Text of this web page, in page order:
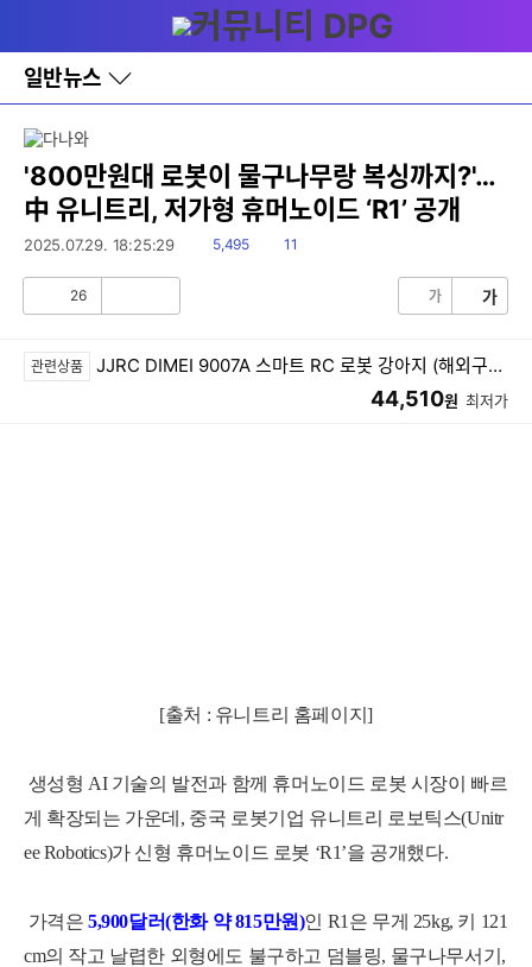
와
홈
일반뉴스
바
로
레
이
어
토
'800만원대 로봇이 물구나무랑 복싱까지?'…
中 유니트리, 저가형 휴머노이드 ‘R1’ 공개
2025.07.29. 18:25:29
읽
5,495
댓
11
공26 가 가
관련상품 JJRC DIMEI 9007A 스마트 RC 로봇 강아지 (해외구매)
44,510원 최저가
[출처 : 유니트리 홈페이지]
생성형 AI 기술의 발전과 함께 휴머노이드 로봇 시장이 빠르
게 확장되는 가운데, 중국 로봇기업 유니트리 로보틱스(Unitr
ee Robotics)가 신형 휴머노이드 로봇 ‘R1’을 공개했다.
가격은 5,900달러(한화 약 815만원)인 R1은 무게 25kg, 키 121
cm의 작고 날렵한 외형에도 불구하고 덤블링, 물구나무서기,
세부정보 열기/접기